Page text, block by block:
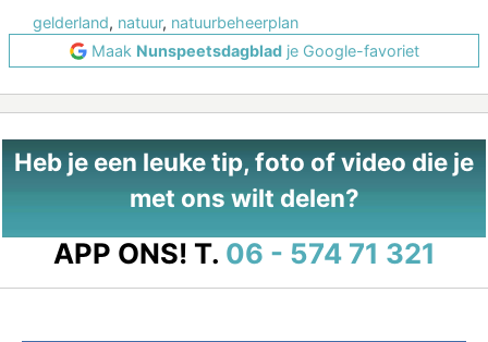
gelderland, natuur, natuurbeheerplan
Maak Nunspeetsdagbladje Google-favoriet
Heb je een leuke tip, foto of video die je
met ons wilt delen?
APP ONS! T. 06 - 574 71 321